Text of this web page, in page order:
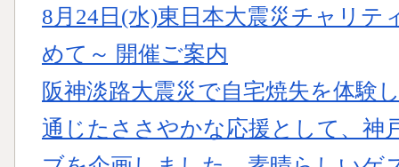
8月24日(水)東日本大震災チャリテ
めて～ 開催ご案内
阪神淡路大震災で自宅焼失を体験
通じたささやかな応援として、神